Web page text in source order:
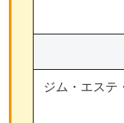
ジム・エステ